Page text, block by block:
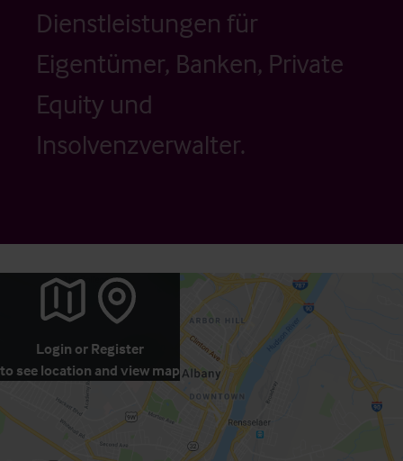
Dienstleistungen für
Eigentümer, Banken, Private
Equity und
Insolvenzverwalter.
Login or Register
to see location and view map